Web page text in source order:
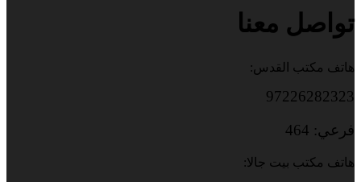
تواصل معنا
هاتف مكتب القدس:
97226282323
فرعي: 464
هاتف مكتب بيت جالا: